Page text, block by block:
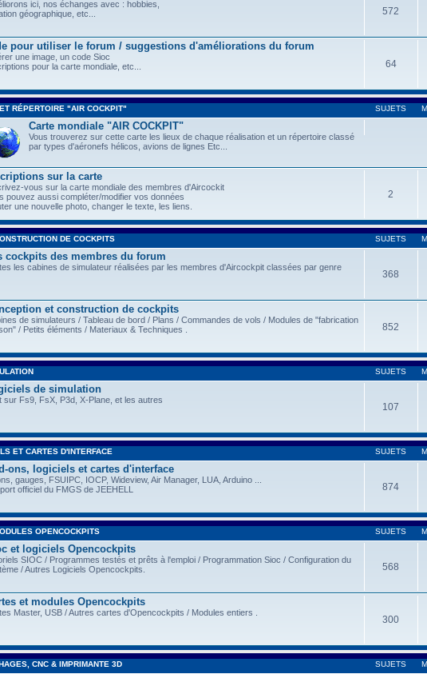
ici, nos échanges avec : hobbies,
géographique, etc...
572
pour utiliser le forum / suggestions d'améliorations du forum
une image, un code Sioc
pour la carte mondiale, etc...
64
RÉPERTOIRE "AIR COCKPIT" SUJETS
Carte mondiale "AIR COCKPIT"
Vous trouverez sur cette carte les lieux de chaque réalisation et un répertoire classé
par types d'aéronefs hélicos, avions de lignes Etc...
sur la carte
vous sur la carte mondiale des membres d'Aircockit
pouvez aussi compléter/modifier vos données
une nouvelle photo, changer le texte, les liens.
2
DE COCKPITS SUJETS
cockpits des membres du forum
les cabines de simulateur réalisées par les membres d'Aircockpit classées par genre
368
et construction de cockpits
de simulateurs / Tableau de bord / Plans / Commandes de vols / Modules de "fabrication
/ Petits éléments / Materiaux & Techniques .
852
SUJETS
de simulation
sur Fs9, FsX, P3d, X-Plane, et les autres
107
ET CARTES D'INTERFACE SUJETS
ons, logiciels et cartes d'interface
gauges, FSUIPC, IOCP, Wideview, Air Manager, LUA, Arduino ...
officiel du FMGS de JEEHELL
874
OPENCOCKPITS SUJETS
et logiciels Opencockpits
SIOC / Programmes testés et prêts à l'emploi / Programmation Sioc / Configuration du
/ Autres Logiciels Opencockpits.
568
et modules Opencockpits
Master, USB / Autres cartes d'Opencockpits / Modules entiers .
300
CNC & IMPRIMANTE 3D SUJETS